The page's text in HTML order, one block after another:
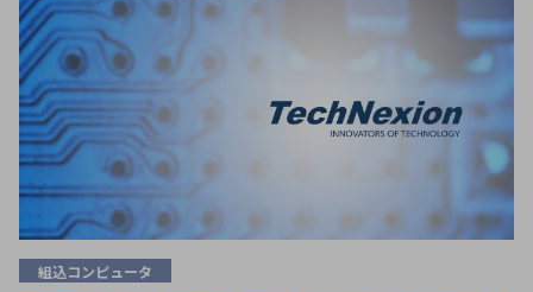
組込コンピュータ